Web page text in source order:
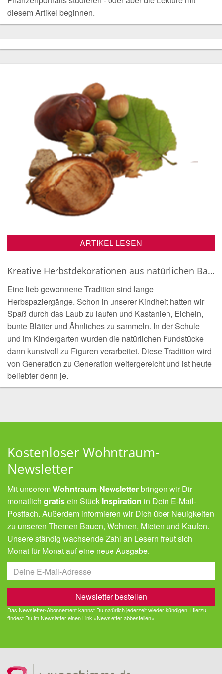
diesem Artikel beginnen.
ARTIKEL LESEN
Kreative Herbstdekorationen aus natürlichen Bastelmaterialien
Eine lieb gewonnene Tradition sind lange
Herbspaziergänge. Schon in unserer Kindheit hatten wir
Spaß durch das Laub zu laufen und Kastanien, Eicheln,
bunte Blätter und Ähnliches zu sammeln. In der Schule
und im Kindergarten wurden die natürlichen Fundstücke
dann kunstvoll zu Figuren verarbeitet. Diese Tradition wird
von Generation zu Generation weitergereicht und ist heute
beliebter denn je.
Kostenloser Wohntraum-
Newsletter
Mit unseremWohntraum-Newsletterbringen wir Dir
monatlich gratisein Stück Inspiration in Dein E-Mail-
Postfach. Außerdem informieren wir Dich über Neuigkeiten
zu unseren Themen Bauen, Wohnen, Mieten und Kaufen.
Unsere ständig wachsende Zahl an Lesern freut sich
Monat für Monat auf eine neue Ausgabe.
Das Newsletter-Abonnement kannst Du natürlich jederzeit wieder kündigen. Hierzu
findest Du im Newsletter einen Link »Newsletter abbestellen«.